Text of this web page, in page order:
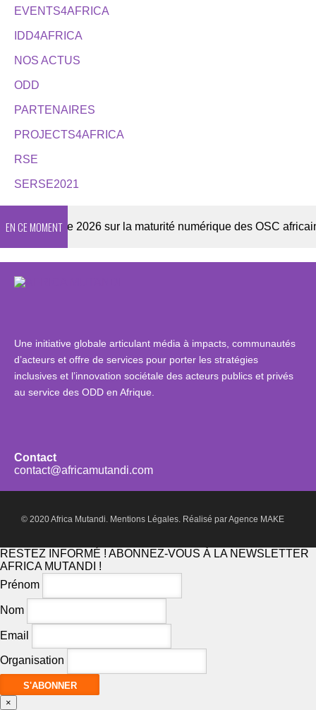
EVENTS4AFRICA
IDD4AFRICA
NOS ACTUS
ODD
PARTENAIRES
PROJECTS4AFRICA
RSE
SERSE2021
EN CE MOMENT
Enquête 2026 sur la maturité numérique des OSC africaines
Une initiative globale articulant média à impacts, communautés
d’acteurs et offre de services pour porter les stratégies
inclusives et l’innovation sociétale des acteurs publics et privés
au service des ODD en Afrique.
Contact
contact@africamutandi.com
© 2020 Africa Mutandi. Mentions Légales. Réalisé parAgence MAKE
RESTEZ INFORMÉ ! ABONNEZ-VOUS À LA NEWSLETTER
AFRICA MUTANDI !
Prénom
Nom
Email
Organisation
×